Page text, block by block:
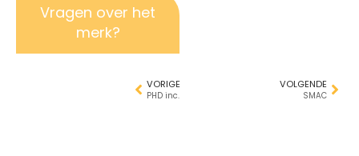
Vragen over het
merk?
VOLGENDE
SMAC
VORIGE
PHD inc.